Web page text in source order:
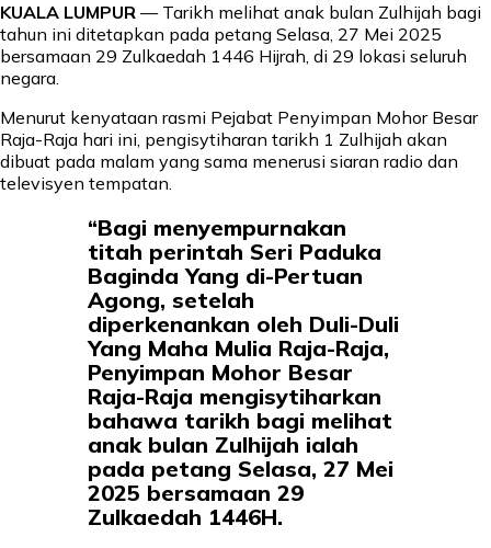
KUALA LUMPUR — Tarikh melihat anak bulan Zulhijah bagi
tahun ini ditetapkan pada petang Selasa, 27 Mei 2025
bersamaan 29 Zulkaedah 1446 Hijrah, di 29 lokasi seluruh
negara.
Menurut kenyataan rasmi Pejabat Penyimpan Mohor Besar
Raja-Raja hari ini, pengisytiharan tarikh 1 Zulhijah akan
dibuat pada malam yang sama menerusi siaran radio dan
televisyen tempatan.
“Bagi menyempurnakan
titah perintah Seri Paduka
Baginda Yang di-Pertuan
Agong, setelah
diperkenankan oleh Duli-Duli
Yang Maha Mulia Raja-Raja,
Penyimpan Mohor Besar
Raja-Raja mengisytiharkan
bahawa tarikh bagi melihat
anak bulan Zulhijah ialah
pada petang Selasa, 27 Mei
2025 bersamaan 29
Zulkaedah 1446H.